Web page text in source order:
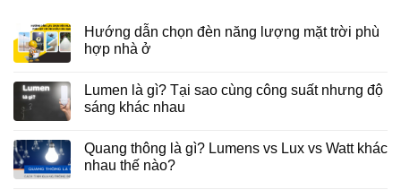
Hướng dẫn chọn đèn năng lượng mặt trời phù
hợp nhà ở
Lumen là gì? Tại sao cùng công suất nhưng độ
sáng khác nhau
Quang thông là gì? Lumens vs Lux vs Watt khác
nhau thế nào?